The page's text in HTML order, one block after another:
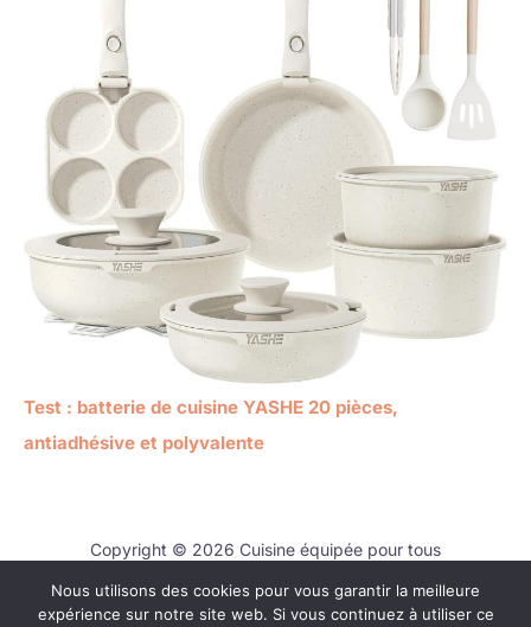
Test : batterie de cuisine YASHE 20 pièces,
antiadhésive et polyvalente
Copyright © 2026 Cuisine équipée pour tous
Contact
Mentions légales
Nous utilisons des cookies pour vous garantir la meilleure
expérience sur notre site web. Si vous continuez à utiliser ce